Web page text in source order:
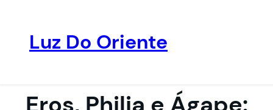
conteúdo
Luz Do Oriente